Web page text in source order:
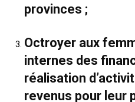
provinces ;
Octroyer aux
internes des
réalisation
revenus pour leur